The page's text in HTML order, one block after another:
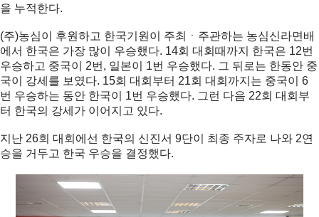
을 누적한다.
(주)농심이 후원하고 한국기원이 주최ㆍ주관하는 농심신라면배
에서 한국은 가장 많이 우승했다. 14회 대회때까지 한국은 12번
우승하고 중국이 2번, 일본이 1번 우승했다. 그 뒤로는 한동안 중
국이 강세를 보였다. 15회 대회부터 21회 대회까지는 중국이 6
번 우승하는 동안 한국이 1번 우승했다. 그런 다음 22회 대회부
터 한국의 강세가 이어지고 있다.
지난 26회 대회에선 한국의 신진서 9단이 최종 주자로 나와 2연
승을 거두고 한국 우승을 결정했다.